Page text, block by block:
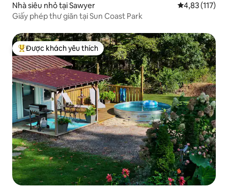
Nhà siêu nhỏ tại Sawyer Xếp hạng
4,83 (117)
Giấy phép thư giãn tại Sun Coast Park
Được khách yêu thích nhất
Được khách yêu thích